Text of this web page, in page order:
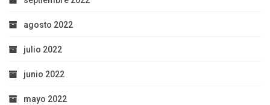
agosto 2022
julio 2022
junio 2022
mayo 2022